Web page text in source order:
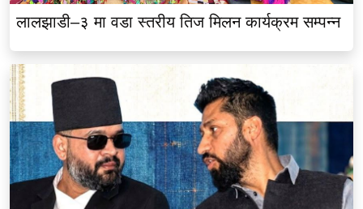
लालझाडी–३ मा वडा स्तरीय तिज मिलन कार्यक्रम सम्पन्न